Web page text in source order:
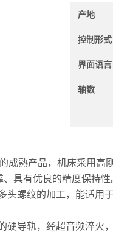
产地
控制形式
界面语言
轴数
成熟产品，机床采用高
具有优良的精度保持性
头螺纹的加工，能适用
硬导轨，经超音频淬火